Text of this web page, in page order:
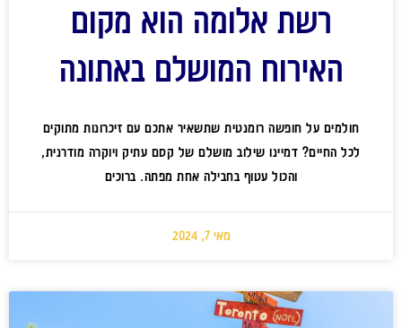
רשת אלומה הוא מקום
האירוח המושלם באתונה
חולמים על חופשה רומנטית שתשאיר אתכם עם זיכרונות מתוקים
לכל החיים? דמיינו שילוב מושלם של קסם עתיק ויוקרה מודרנית,
והכול עטוף בחבילה אחת מפתה. ברוכים
מאי 7, 2024